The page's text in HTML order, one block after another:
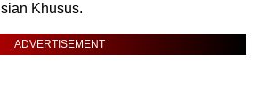
Khusus.
ADVERTISEMENT